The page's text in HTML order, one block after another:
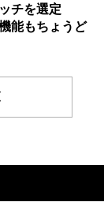
チを選定
能もちょうど